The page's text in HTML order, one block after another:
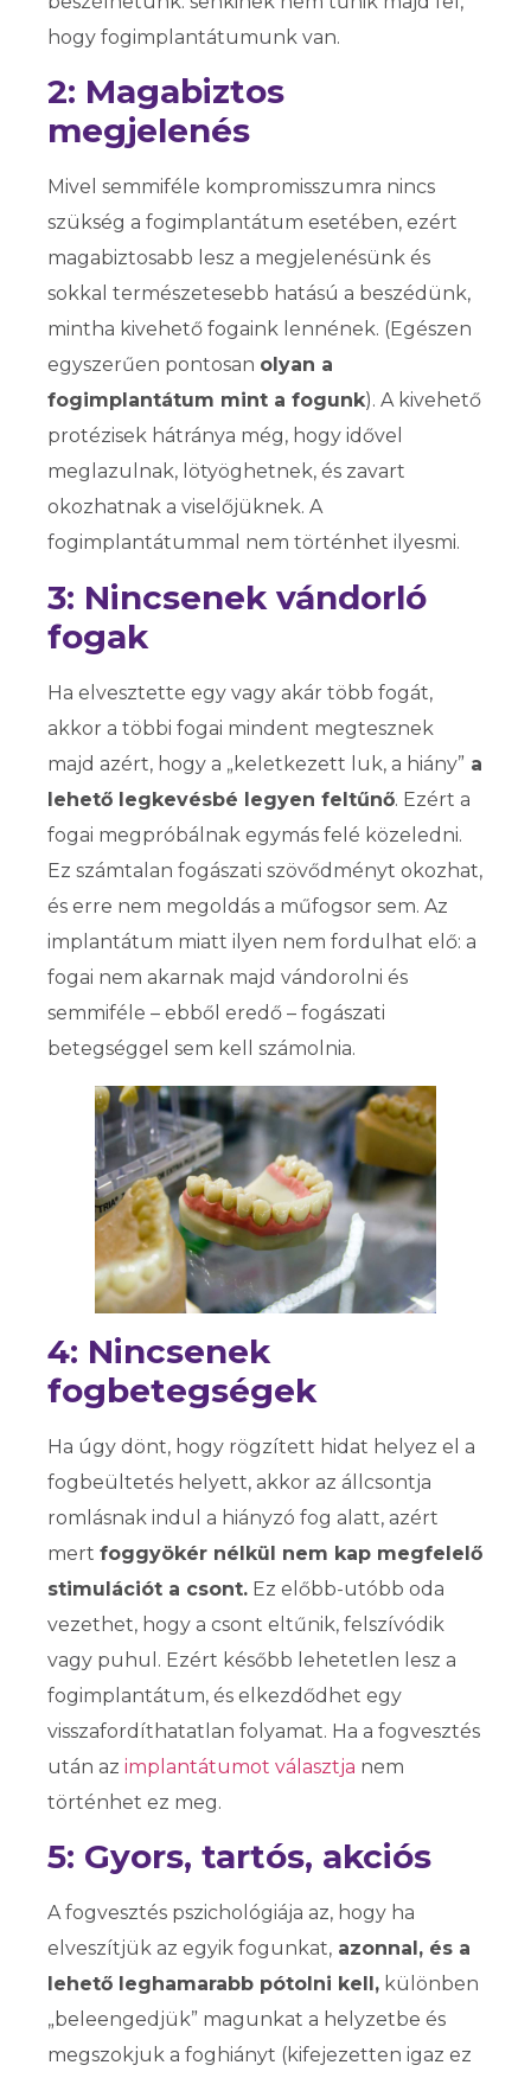
hogy fogimplantátumunk van.
2: Magabiztos
megjelenés
Mivel semmiféle kompromisszumra nincs
szükség a fogimplantátum esetében, ezért
magabiztosabb lesz a megjelenésünk és
sokkal természetesebb hatású a beszédünk,
mintha kivehető fogaink lennének. (Egészen
egyszerűen pontosan olyan a
fogimplantátum mint a fogunk). A kivehető
protézisek hátránya még, hogy idővel
meglazulnak, lötyöghetnek, és zavart
okozhatnak a viselőjüknek. A
fogimplantátummal nem történhet ilyesmi.
3: Nincsenek vándorló
fogak
Ha elvesztette egy vagy akár több fogát,
akkor a többi fogai mindent megtesznek
majd azért, hogy a „keletkezett luk, a hiány” a
lehető legkevésbé legyen feltűnő. Ezért a
fogai megpróbálnak egymás felé közeledni.
Ez számtalan fogászati szövődményt okozhat,
és erre nem megoldás a műfogsor sem. Az
implantátum miatt ilyen nem fordulhat elő: a
fogai nem akarnak majd vándorolni és
semmiféle – ebből eredő – fogászati
betegséggel sem kell számolnia.
4: Nincsenek
fogbetegségek
Ha úgy dönt, hogy rögzített hidat helyez el a
fogbeültetés helyett, akkor az állcsontja
romlásnak indul a hiányzó fog alatt, azért
mert foggyökér nélkül nem kap megfelelő
stimulációt a csont. Ez előbb-utóbb oda
vezethet, hogy a csont eltűnik, felszívódik
vagy puhul. Ezért később lehetetlen lesz a
fogimplantátum, és elkezdődhet egy
visszafordíthatatlan folyamat. Ha a fogvesztés
után az implantátumot választja nem
történhet ez meg.
5: Gyors, tartós, akciós
A fogvesztés pszichológiája az, hogy ha
elveszítjük az egyik fogunkat, azonnal, és a
lehető leghamarabb pótolni kell, különben
„beleengedjük” magunkat a helyzetbe és
megszokjuk a foghiányt (kifejezetten igaz ez